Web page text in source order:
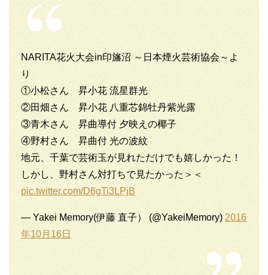
NARITA花火大会in印旛沼 ～日本煙火芸術協会～よ
り
①小松さん 昇小花 流星群光
②田畑さん 昇小花 八重芯錦牡丹紫光露
③青木さん 昇曲導付 夕映えの椰子
④野村さん 昇曲付 光の波紋
地元、千葉で芸術玉が見れただけでも嬉しかった！
しかし、野村さん対打ちで見たかった＞＜
pic.twitter.com/D6gTi3LPjB
— Yakei Memory(伊藤 直子） (@YakeiMemory) 2016
年10月16日